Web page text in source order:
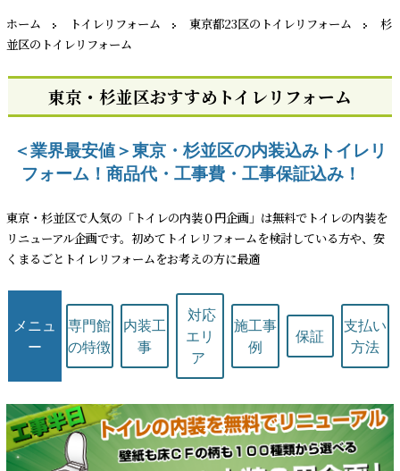
ホーム トイレリフォーム 東京都23区のトイレリフォーム
杉
並区のトイレリフォーム
東京・杉並区おすすめトイレリフォーム
＜業界最安値＞東京・杉並区の内装込みトイレリ
フォーム！商品代・工事費・工事保証込み！
東京・杉並区で人気の「トイレの内装０円企画」は無料でトイレの内装を
リニューアル企画です。初めてトイレリフォームを検討している方や、安
くまるごとトイレリフォームをお考えの方に最適
メニュ
ー
専門館
の特徴
内装工
事
対応
エリ
ア
施工事
例
保証
支払い
方法